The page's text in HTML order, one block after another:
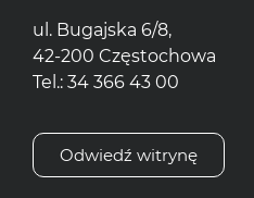
ul. Bugajska 6/8,
42-200 Częstochowa
Tel.: 34 366 43 00
Odwiedź witrynę